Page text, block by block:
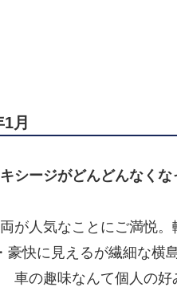
月
キシージがどんどんな
が人気なことにご満悦
豪快に見えるが繊細な横
車の趣味なんて個人の好